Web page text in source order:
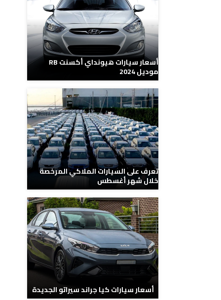
أسعار سيارات هيونداي أكسنت RB
موديل 2024
تعرف على السيارات الملاكي المرخصة
خلال شهر أغسطس
أسعار سيارات كيا جراند سيراتو الجديدة